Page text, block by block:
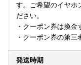
す。ご希望のイヤホ
ださい。
・クーポン券は換金
・クーポン券の第三
発送時期